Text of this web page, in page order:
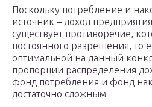
Поскольку потребление и
источник – доход
существует противоречие,
постоянного разрешения, то
оптимальной на данный
пропорции распределения
фонд потребления и фонд
достаточно сложным